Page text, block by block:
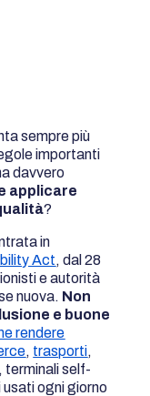
sempre più
importanti
davvero
applicare
?
in
Act, dal 28
e autorità
nuova. Non
e buone
rendere
, trasporti,
terminali self-
ogni giorno